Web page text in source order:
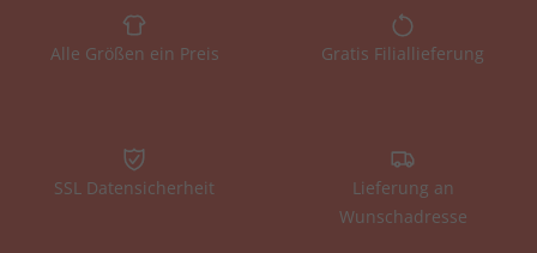
Alle Größen ein Preis Gratis Filiallieferung
SSL Datensicherheit
Lieferung an
Wunschadresse